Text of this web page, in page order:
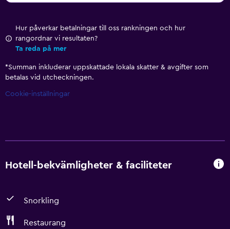
Hur påverkar betalningar till oss rankningen och hur
rangordnar vi resultaten?
Ta reda på mer
*Summan inkluderar uppskattade lokala skatter & avgifter som
betalas vid utcheckningen.
Cookie-inställningar
Hotell-bekvämligheter & faciliteter
Snorkling
Restaurang